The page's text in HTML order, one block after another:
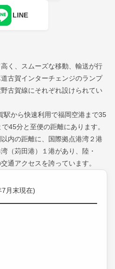
LINE
く、スムーズな移動、輸送が行
古賀インターチェンジのランプ
古賀線にそれぞれ設けられてい
駅から快速利用で福岡空港まで35
45分と至便の距離にあります。
内の距離に、国際拠点港湾２港
（苅田港）１港があり、陸・
通アクセスを誇っています。
7月末現在)